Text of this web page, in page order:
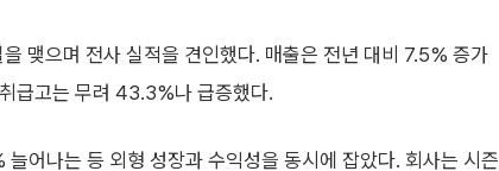
맺으며 전사 실적을 견인했다. 매출은 전년 대비 7.5% 증가
급고는 무려 43.3%나 급증했다.
어나는 등 외형 성장과 수익성을 동시에 잡았다. 회사는 시즌